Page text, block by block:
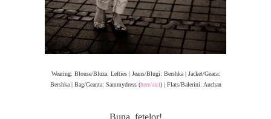
Wearing: Blouse/Bluza: Lefties | Jeans/Blugi: Bershka | Jacket/Geaca:
Bershka | Bag/Geanta: Sammydress (here/aici) | Flats/Balerini: Auchan
Buna, fetelor!